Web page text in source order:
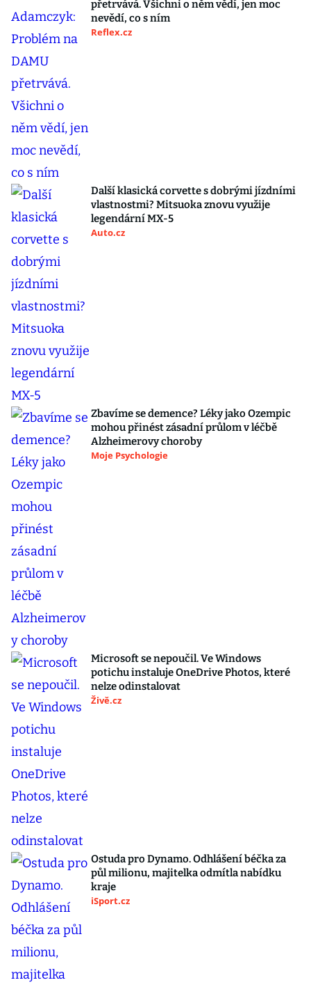
přetrvává. Všichni o něm vědí, jen moc
nevědí, co s ním
Reflex.cz
Další klasická corvette s dobrými jízdními
vlastnostmi? Mitsuoka znovu využije
legendární MX-5
Auto.cz
Zbavíme se demence? Léky jako Ozempic
mohou přinést zásadní průlom v léčbě
Alzheimerovy choroby
Moje Psychologie
Microsoft se nepoučil. Ve Windows
potichu instaluje OneDrive Photos, které
nelze odinstalovat
Živě.cz
Ostuda pro Dynamo. Odhlášení béčka za
půl milionu, majitelka odmítla nabídku
kraje
iSport.cz